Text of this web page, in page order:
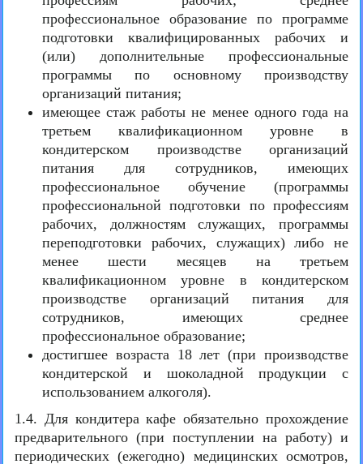
профессиональное образование по программе
подготовки квалифицированных рабочих и
(или) дополнительные профессиональные
программы по основному производству
организаций питания;
имеющее стаж работы не менее одного года на
третьем квалификационном уровне в
кондитерском производстве организаций
питания для сотрудников, имеющих
профессиональное обучение (программы
профессиональной подготовки по профессиям
рабочих, должностям служащих, программы
переподготовки рабочих, служащих) либо не
менее шести месяцев на третьем
квалификационном уровне в кондитерском
производстве организаций питания для
сотрудников, имеющих среднее
профессиональное образование;
достигшее возраста 18 лет (при производстве
кондитерской и шоколадной продукции с
использованием алкоголя).
1.4. Для кондитера кафе обязательно прохождение
предварительного (при поступлении на работу) и
периодических (ежегодно) медицинских осмотров,